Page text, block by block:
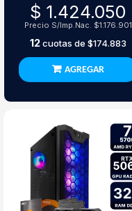
Iii Atx 3.1
$ 1.424.050
Precio S/Imp.Nac. $1.176.901
12cuotas de $174.883
AGREGAR